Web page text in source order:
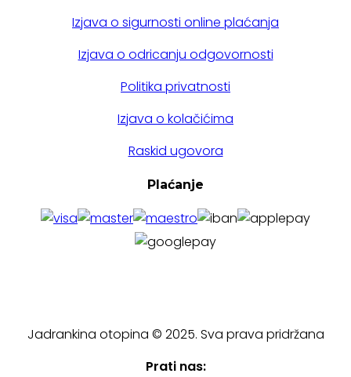
Izjava o sigurnosti online plaćanja
Izjava o odricanju odgovornosti
Politika privatnosti
Izjava o kolačićima
Raskid ugovora
Plaćanje
Jadrankina otopina © 2025. Sva prava pridržana
Prati nas: